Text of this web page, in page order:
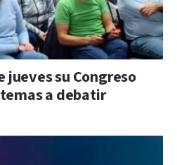
jueves su Congreso
a debatir